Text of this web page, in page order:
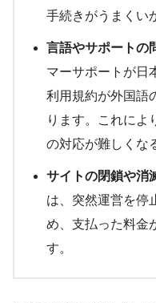
手続きがうまくい
言語やサポートの
マーサポートが日
利用規約が外国語
ります。これによ
の対応が難しくな
サイトの閉鎖や消
は、突然運営を停
め、支払った料金
す。